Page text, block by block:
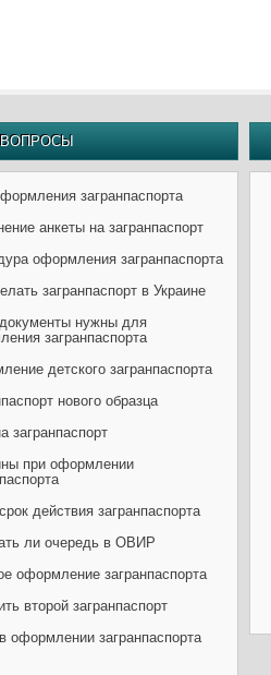
загранпаспорта
анкеты на загранпаспорт
оформления загранпаспорта
загранпаспорт в Украине
нужны для
загранпаспорта
детского загранпаспорта
нового образца
загранпаспорт
при оформлении
действия загранпаспорта
ли очередь в ОВИР
оформление загранпаспорта
второй загранпаспорт
оформлении загранпаспорта